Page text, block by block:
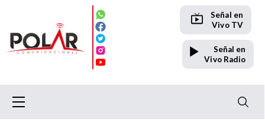
Señal en
Vivo TV
Señal en
Vivo Radio